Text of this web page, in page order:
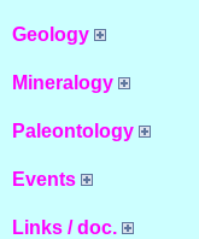
Geology
Mineralogy
Paleontology
Events
Links / doc.